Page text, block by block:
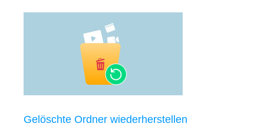
Gelöschte Ordner wiederherstellen